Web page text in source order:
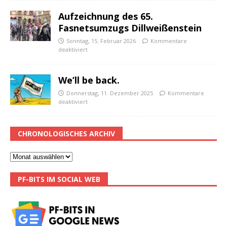
Aufzeichnung des 65.
Fasnetsumzugs Dillweißenstein
Sonntag, 15. Februar 2026
Kommentare
deaktiviert
We’ll be back.
Donnerstag, 11. Dezember 2025
Kommentare
deaktiviert
CHRONOLOGISCHES ARCHIV
PF-BITS IM SOCIAL WEB